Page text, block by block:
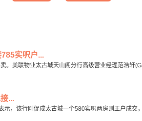
实呎户...
。美联物业太古城天山阁分行高级营业经理范浩轩
...
，该行刚促成太古城一个580实呎两房则王户成交